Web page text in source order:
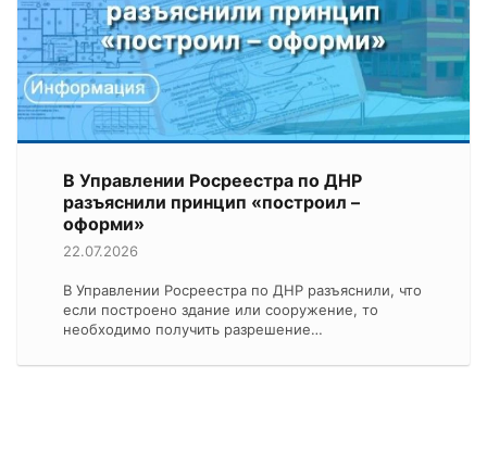
В Управлении Росреестра по ДНР
разъяснили принцип «построил –
оформи»
22.07.2026
В Управлении Росреестра по ДНР разъяснили, что
если построено здание или сооружение, то
необходимо получить разрешение…